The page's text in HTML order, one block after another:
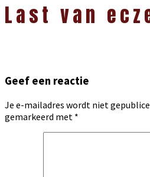
Interacties
Last van
Geef een reactie
Je e-mailadres wordt niet
gemarkeerd met *